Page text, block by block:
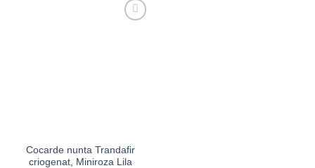
Cocarde nunta Trandafir
criogenat, Miniroza Lila